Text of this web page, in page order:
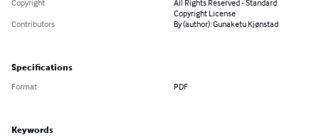
Copyright
All Rights Reserved - Standard
Copyright License
Contributors
By (author): Gunaketu Kjønstad
Specifications
Format PDF
Keywords